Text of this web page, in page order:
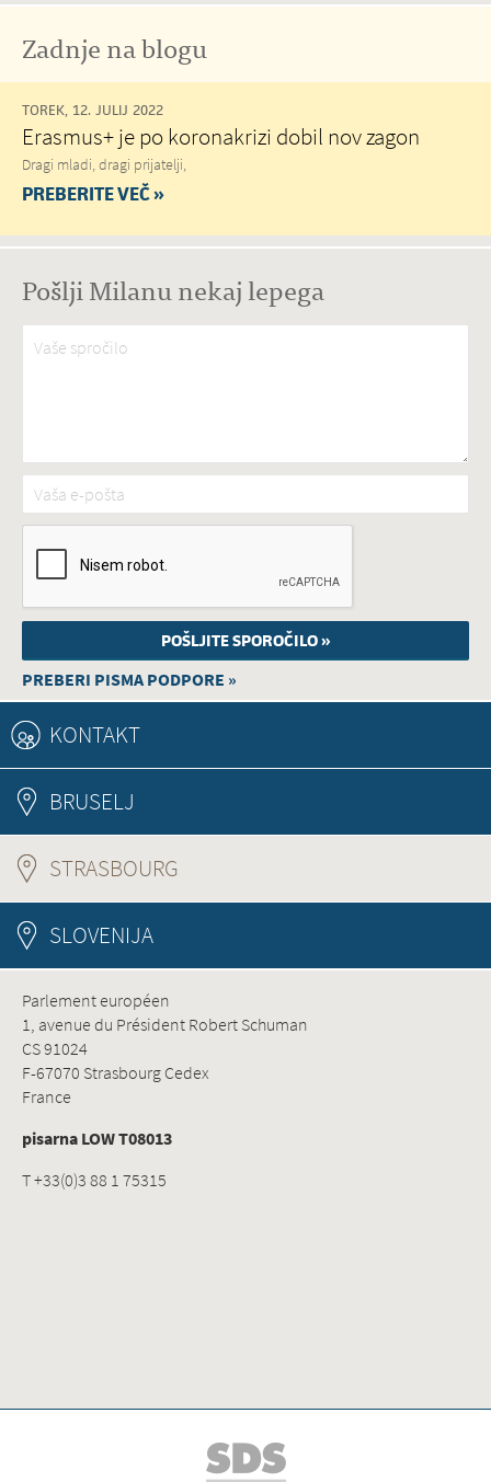
Zadnje na blogu
TOREK, 12. JULIJ 2022
Erasmus+ je po koronakrizi dobil nov zagon
Dragi mladi, dragi prijatelji,
PREBERITE VEČ »
Pošlji Milanu nekaj lepega
Vaše spročilo*
Vaša e-pošta*
PREBERI PISMA PODPORE »
KONTAKT
BRUSELJ
STRASBOURG
SLOVENIJA
Parlement européen
1, avenue du Président Robert Schuman
CS 91024
F-67070 Strasbourg Cedex
France
pisarna LOW T08013
T +33(0)3 88 1 75315